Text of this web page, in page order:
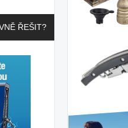
ŘEŠIT?